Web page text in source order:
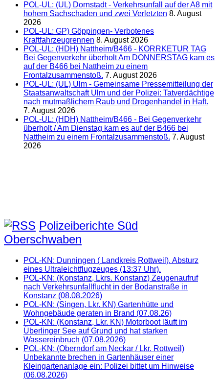
POL-UL: (UL) Dornstadt - Verkehrsunfall auf der A8 mit
hohem Sachschaden und zwei Verletzten 8. August
2026
POL-UL: GP) Göppingen- Verbotenes
Kraftfahrzeugrennen 8. August 2026
POL-UL: (HDH) Nattheim/B466 - KORRKETUR TAG
Bei Gegenverkehr überholt Am DONNERSTAG kam es
auf der B466 bei Nattheim zu einem
Frontalzusammenstoß. 7. August 2026
POL-UL: (UL) Ulm - Gemeinsame Pressemitteilung der
Staatsanwaltschaft Ulm und der Polizei: Tatverdächtige
nach mutmaßlichem Raub und Drogenhandel in Haft.
7. August 2026
POL-UL: (HDH) Nattheim/B466 - Bei Gegenverkehr
überholt / Am Dienstag kam es auf der B466 bei
Nattheim zu einem Frontalzusammenstoß. 7. August
2026
Polizeiberichte Süd
Oberschwaben
POL-KN: Dunningen ( Landkreis Rottweil). Absturz
eines Ultraleichtflugzeuges (13:37 Uhr).
POL-KN: (Konstanz, Lkrs. Konstanz) Zeugenaufruf
nach Verkehrsunfallflucht in der Bodanstraße in
Konstanz (08.08.2026)
POL-KN: (Singen, Lkr. KN) Gartenhütte und
Wohngebäude geraten in Brand (07.08.26)
POL-KN: (Konstanz, Lkr. KN) Motorboot läuft im
Überlinger See auf Grund und hat starken
Wassereinbruch (07.08.2026)
POL-KN: (Oberndorf am Neckar / Lkr. Rottweil)
Unbekannte brechen in Gartenhäuser einer
Kleingartenanlage ein: Polizei bittet um Hinweise
(06.08.2026)